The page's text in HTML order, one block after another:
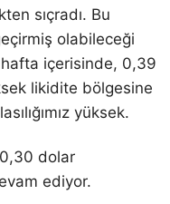
sıçradı. Bu
olabileceği
hafta içerisinde, 0,39
likidite bölgesine
yüksek.
0,30 dolar
ediyor.